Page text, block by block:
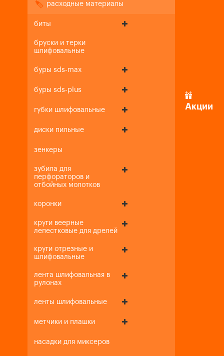
расходные материалы
биты
бруски и терки
шлифовальные
буры sds-max
буры sds-plus
губки шлифовальные
диски пильные
зенкеры
зубила для
перфораторов и
отбойных молотков
коронки
круги веерные
лепестковые для дрелей
круги отрезные и
шлифовальные
лента шлифовальная в
рулонах
ленты шлифовальные
метчики и плашки
насадки для миксеров
Акции